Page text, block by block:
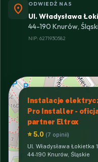
location_on ODWIEDŹ NAS
Ul. Władysława
44-190 Knurów,
NIP: 6271930582
Instalacje
Pro Installer -
partner Eltrox
⭐ 5.0 (7 opinii)
Ul. Władysława Łokietka 1
44-190 Knurów, Śląskie